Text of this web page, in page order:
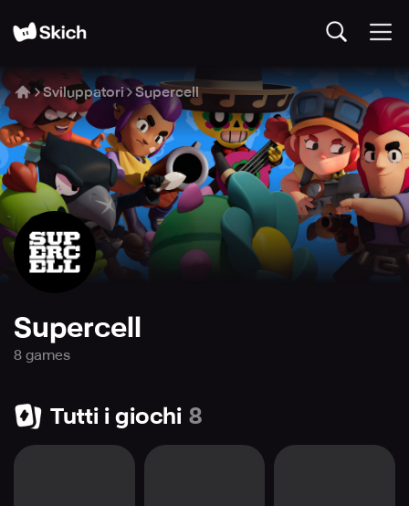
Sviluppatori Supercell
Supercell
8 games
Tutti i giochi 8